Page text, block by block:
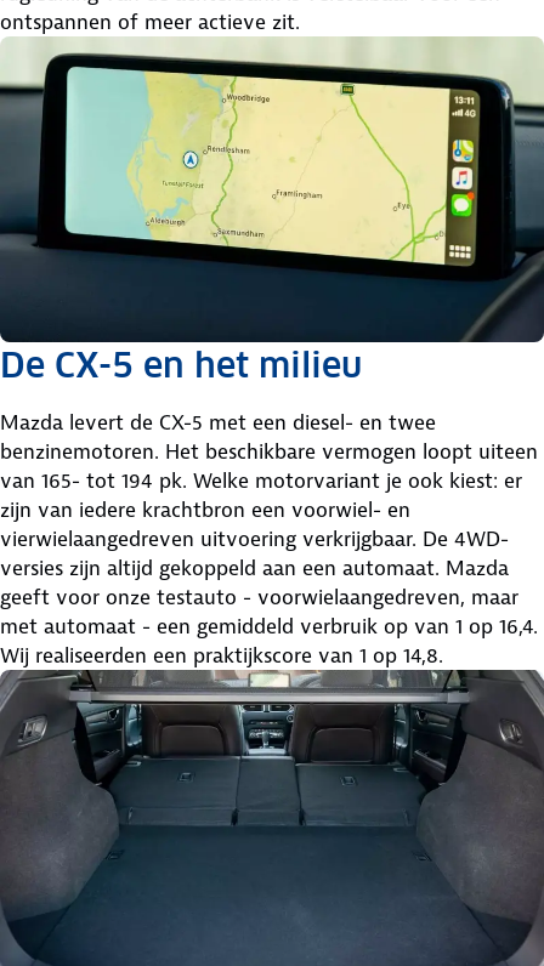
ontspannen of meer actieve zit.
De CX-5 en het milieu
Mazda levert de CX-5 met een diesel- en twee
benzinemotoren. Het beschikbare vermogen loopt uiteen
van 165- tot 194 pk. Welke motorvariant je ook kiest: er
zijn van iedere krachtbron een voorwiel- en
vierwielaangedreven uitvoering verkrijgbaar. De 4WD-
versies zijn altijd gekoppeld aan een automaat. Mazda
geeft voor onze testauto - voorwielaangedreven, maar
met automaat - een gemiddeld verbruik op van 1 op 16,4.
Wij realiseerden een praktijkscore van 1 op 14,8.